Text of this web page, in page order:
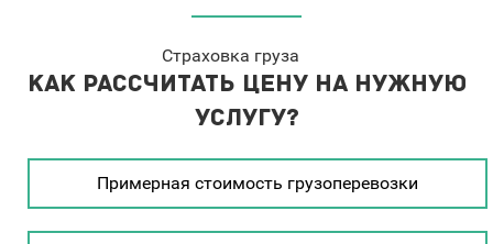
Страховка груза
Как рассчитать цену на нужную
услугу?
Примерная стоимость грузоперевозки